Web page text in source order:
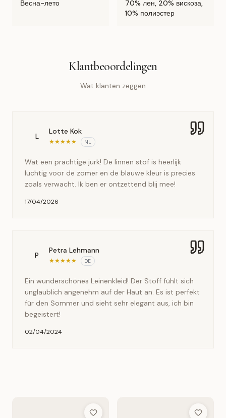
Весна-лето
70% лен, 20% вискоза,
10% полиэстер
Klantbeoordelingen
Wat klanten zeggen
L
Lotte Kok
★★★★★ NL
Wat een prachtige jurk! De linnen stof is heerlijk
luchtig voor de zomer en de blauwe kleur is precies
zoals verwacht. Ik ben er ontzettend blij mee!
17/04/2026
P
Petra Lehmann
★★★★★ DE
Ein wunderschönes Leinenkleid! Der Stoff fühlt sich
unglaublich angenehm auf der Haut an. Es ist perfekt
für den Sommer und sieht sehr elegant aus, ich bin
begeistert!
02/04/2024
Add to Wish List Add to